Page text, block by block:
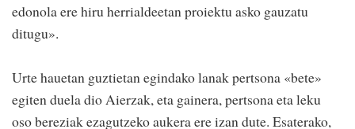
edonola ere hiru herrialdeetan proiektu asko gauzatu
ditugu».
Urte hauetan guztietan egindako lanak pertsona «bete»
egiten duela dio Aierzak, eta gainera, pertsona eta leku
oso bereziak ezagutzeko aukera ere izan dute. Esaterako,